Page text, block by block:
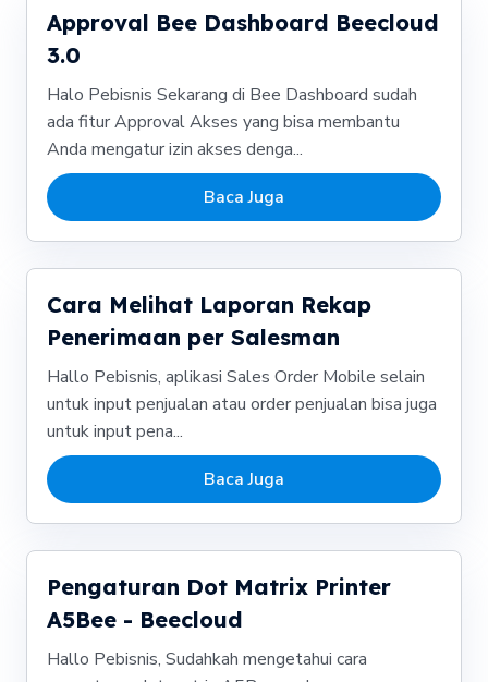
Approval Bee Dashboard Beecloud
3.0
Halo Pebisnis Sekarang di Bee Dashboard sudah
ada fitur Approval Akses yang bisa membantu
Anda mengatur izin akses denga...
Baca Juga
Cara Melihat Laporan Rekap
Penerimaan per Salesman
Hallo Pebisnis, aplikasi Sales Order Mobile selain
untuk input penjualan atau order penjualan bisa juga
untuk input pena...
Baca Juga
Pengaturan Dot Matrix Printer
A5Bee - Beecloud
Hallo Pebisnis, Sudahkah mengetahui cara